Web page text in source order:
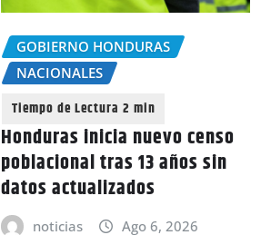
GOBIERNO HONDURAS
NACIONALES
Honduras inicia nuevo censo
poblacional tras 13 años sin
datos actualizados
noticias Ago 6, 2026